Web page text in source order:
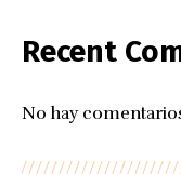
Recent
No hay